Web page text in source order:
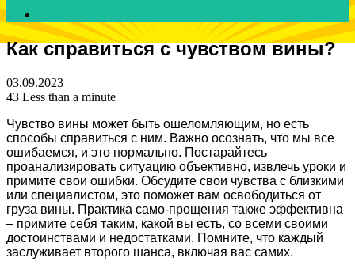
for
Как справиться с чувством вины?
03.09.2023
43 Less than a minute
Чувство вины может быть ошеломляющим, но есть
способы справиться с ним. Важно осознать, что мы все
ошибаемся, и это нормально. Постарайтесь
проанализировать ситуацию объективно, извлечь уроки и
примите свои ошибки. Обсудите свои чувства с близкими
или специалистом, это поможет вам освободиться от
груза вины. Практика само-прощения также эффективна
– примите себя таким, какой вы есть, со всеми своими
достоинствами и недостатками. Помните, что каждый
заслуживает второго шанса, включая вас самих.